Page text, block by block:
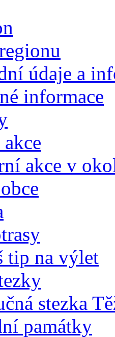
údaje a
informace
akce v
tip na výlet
stezka
památky